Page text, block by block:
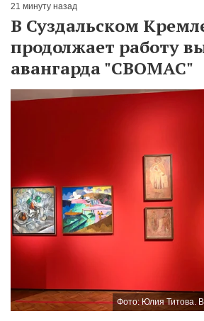
21 минуту назад
В Суздальском
продолжает работу
авангарда "СВОМАС"
Фото: Юлия Титова.